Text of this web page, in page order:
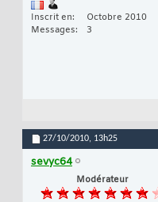
Inscrit en
Octobre 2010
Messages
3
27/10/2010, 13h25
sevyc64
Modérateur